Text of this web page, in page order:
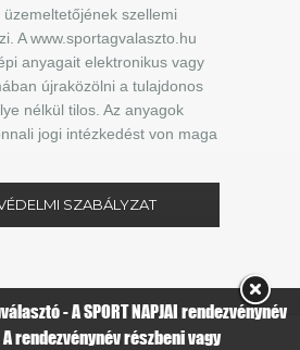
szellemi
A www.sportagvalaszto.hu
anyagait elektronikus vagy
újraközölni a tulajdonos
nélkül tilos. Az anyagok
jogi intézkedést von maga
SZABÁLYZAT
- A SPORT NAPJAI rendezvénynév
A rendezvénynév részbeni vagy